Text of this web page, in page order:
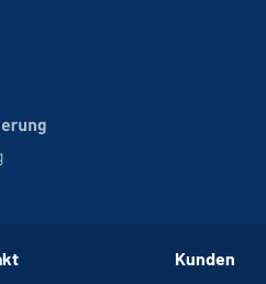
Kunden